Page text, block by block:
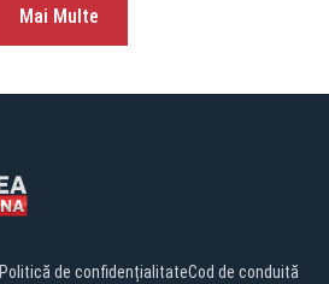
Mai Multe
Politică de confidențialitateCod de conduită